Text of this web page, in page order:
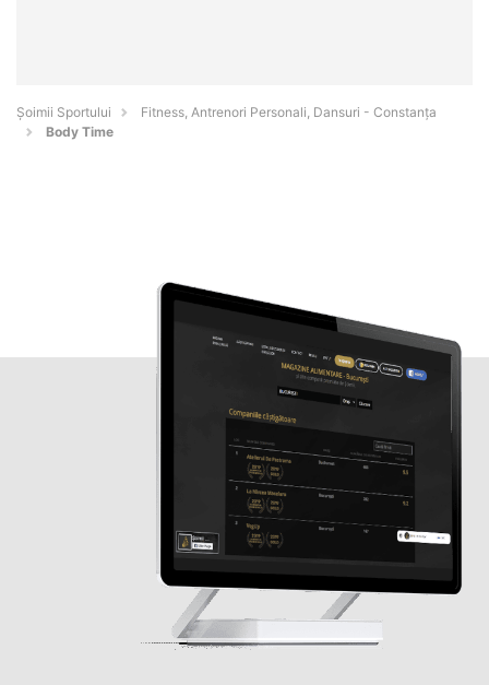
Șoimii Sportului
Fitness, Antrenori Personali, Dansuri - Constanţa
Body Time